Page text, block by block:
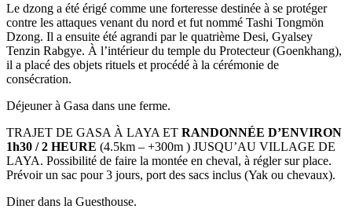
Le dzong a été érigé comme une forteresse destinée à se protéger
contre les attaques venant du nord et fut nommé Tashi Tongmön
Dzong. Il a ensuite été agrandi par le quatrième Desi, Gyalsey
Tenzin Rabgye. À l’intérieur du temple du Protecteur (Goenkhang),
il a placé des objets rituels et procédé à la cérémonie de
consécration.
Déjeuner à Gasa dans une ferme.
TRAJET DE GASA À LAYA ET RANDONNÉE D’ENVIRON
1h30 / 2 HEURE (4.5km – +300m ) JUSQU’AU VILLAGE DE
LAYA. Possibilité de faire la montée en cheval, à régler sur place.
Prévoir un sac pour 3 jours, port des sacs inclus (Yak ou chevaux).
Diner dans la Guesthouse.